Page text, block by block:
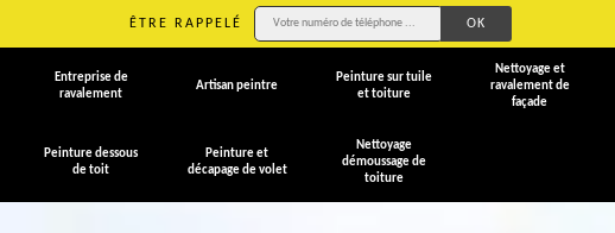
ÊTRE RAPPELÉ
Entreprise de
ravalement
Artisan peintre
Peinture sur tuile
et toiture
Nettoyage et
ravalement de
façade
Peinture dessous
de toit
Peinture et
décapage de volet
Nettoyage
démoussage de
toiture